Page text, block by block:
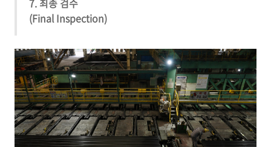
7. 최종 검수
(Final Inspection)